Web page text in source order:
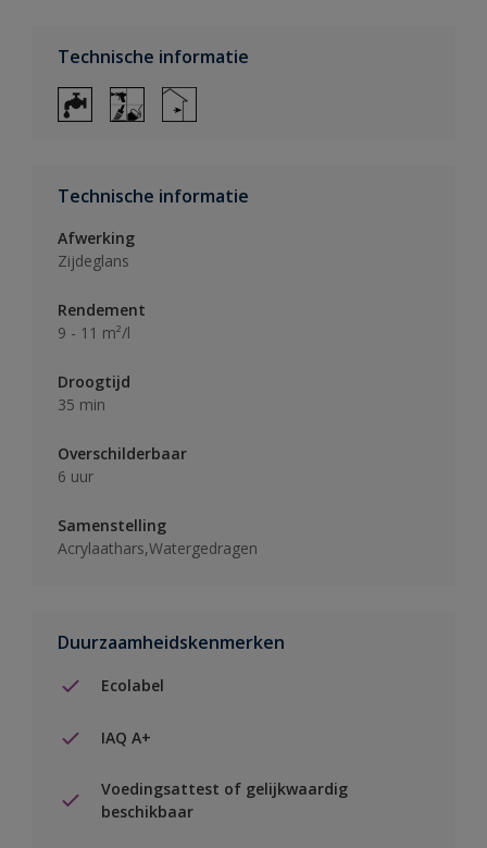
Technische informatie
Technische informatie
Afwerking
Zijdeglans
Rendement
9 - 11 m²/l
Droogtijd
35 min
Overschilderbaar
6 uur
Samenstelling
Acrylaathars,Watergedragen
Duurzaamheidskenmerken
Ecolabel
IAQ A+
Voedingsattest of gelijkwaardig
beschikbaar